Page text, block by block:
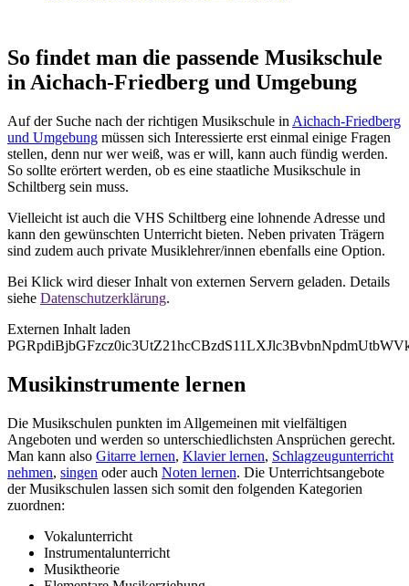
So findet man die passende Musikschule
in Aichach-Friedberg und Umgebung
Auf der Suche nach der richtigen Musikschule in Aichach-Friedberg
und Umgebung müssen sich Interessierte erst einmal einige Fragen
stellen, denn nur wer weiß, was er will, kann auch fündig werden.
So sollte erörtert werden, ob es eine staatliche Musikschule in
Schiltberg sein muss.
Vielleicht ist auch die VHS Schiltberg eine lohnende Adresse und
kann den gewünschten Unterricht bieten. Neben privaten Trägern
sind zudem auch private Musiklehrer/innen ebenfalls eine Option.
Bei Klick wird dieser Inhalt von externen Servern geladen. Details
siehe Datenschutzerklärung.
Externen Inhalt laden
Musikinstrumente lernen
Die Musikschulen punkten im Allgemeinen mit vielfältigen
Angeboten und werden so unterschiedlichsten Ansprüchen gerecht.
Man kann also Gitarre lernen, Klavier lernen, Schlagzeugunterricht
nehmen, singen oder auch Noten lernen. Die Unterrichtsangebote
der Musikschulen lassen sich somit den folgenden Kategorien
zuordnen:
Vokalunterricht
Instrumentalunterricht
Musiktheorie